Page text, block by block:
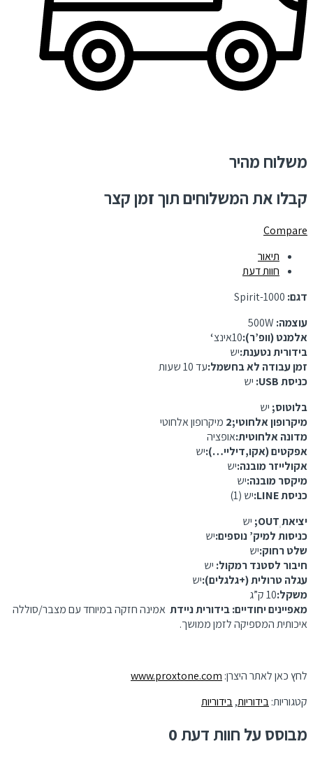
משלוח מהיר
קבלו את המשלוחים תוך זמן קצר
Compare
תיאור
חוות דעת
דגם:Spirit-1000
עוצמה:500W
אלמנט (וופ’ר):10אינצ
‘
בידורית נטענת:יש
זמן עבודה לא בחשמל:עד 10 שעות
כניסת USB:
יש
בלוטוס;יש
מיקרופון אלחוטי;2 מיקרופון אלחוטי
מדונה אלחוטית:אופציה
אפקטים (אקו,דיליי…):יש
אקולייזר מובנה:יש
מיקסר מובנה:יש
כניסת LINE:
יש (1)
יציאת OUTְ;
יש
כניסות למיק’ נוספים:יש
שלט רחוק:יש
חיבור לסטנד רמקול:יש
עגלה טרולית (+גלגלים):יש
משקל:10 ק”ג
מאפיינים יחודיים: בידורית ניידתאמינה חזקה במיוחד עם מצבר/סוללה
איכותית המספיקה לזמן ממושך.
לחץ כאן לאתר היצרן:www.proxtone.com
קטגוריות:בידוריות,בידוריות
מבוסס על חוות דעת 0